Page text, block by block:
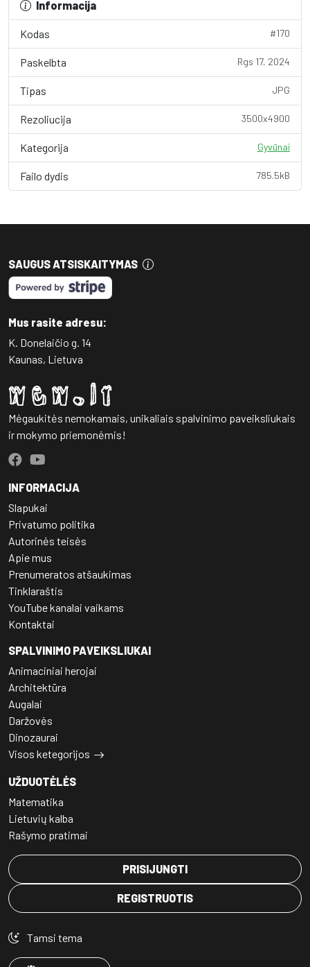
Informacija
Kodas #170
Paskelbta Rgs 17, 2024
Tipas JPG
Rezoliucija 3500x4900
Kategorija Gyvūnai
Failo dydis 785.5kB
SAUGUS ATSISKAITYMAS
Mus rasite adresu:
K. Donelaičio g. 14
Kaunas, Lietuva
Mėgaukitės nemokamais, unikaliais spalvinimo paveiksliukais
ir mokymo priemonėmis!
INFORMACIJA
Slapukai
Privatumo politika
Autorinės teisės
Apie mus
Prenumeratos atšaukimas
Tinklaraštis
YouTube kanalai vaikams
Kontaktai
SPALVINIMO PAVEIKSLIUKAI
Animaciniai herojai
Architektūra
Augalai
Daržovės
Dinozaurai
Visos ketegorijos
UŽDUOTĖLĖS
Matematika
Lietuvių kalba
Rašymo pratimai
PRISIJUNGTI
REGISTRUOTIS
Tamsi tema